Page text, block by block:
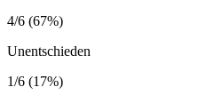
4/6 (67%)
Unentschieden
1/6 (17%)